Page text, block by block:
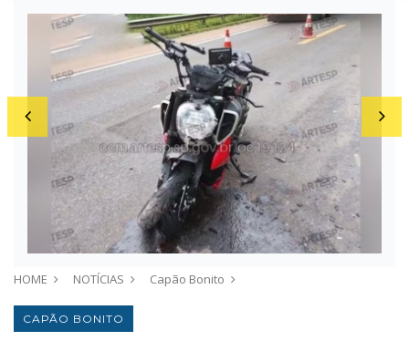
HOME NOTÍCIAS Capão Bonito
CAPÃO BONITO